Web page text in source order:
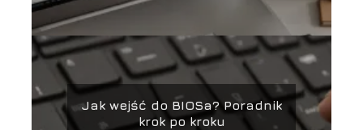
Jak wejść do BIOSa? Poradnik
krok po kroku